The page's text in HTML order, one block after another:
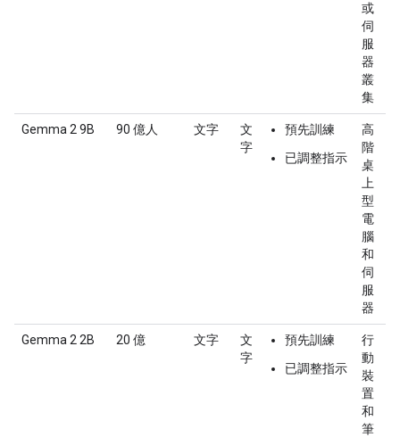
或
伺
服
器
叢
集
Gemma 2 9B 90 億人 文字
文
字
預先訓練
已調整指示
高
階
桌
上
型
電
腦
和
伺
服
器
Gemma 2 2B 20 億 文字
文
字
預先訓練
已調整指示
行
動
裝
置
和
筆